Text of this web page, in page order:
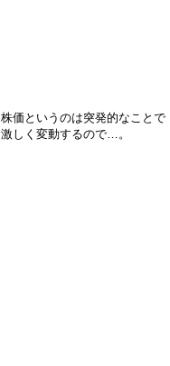
株価というのは突発的なことで
激しく変動するので…。